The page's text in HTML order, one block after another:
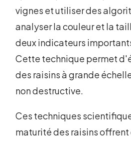
vignes et utiliser des
analyser la couleur et la
deux indicateurs
Cette technique permet
des raisins à grande
non destructive.
Ces techniques
maturité des raisins